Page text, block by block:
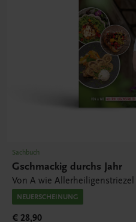
Sachbuch
Gschmackig durchs Jahr
Von A wie
NEUERSCHEINUNG
€ 28,90